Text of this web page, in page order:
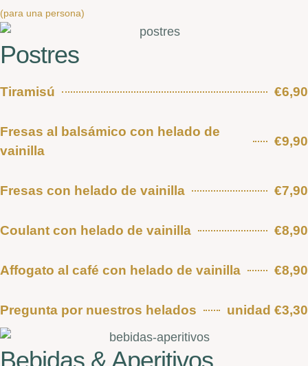
(para una persona)
Postres
Tiramisú €6,90
Fresas al balsámico con helado de
vainilla
€9,90
Fresas con helado de vainilla €7,90
Coulant con helado de vainilla €8,90
Affogato al café con helado de vainilla €8,90
Pregunta por nuestros helados unidad €3,30
Bebidas & Aperitivos